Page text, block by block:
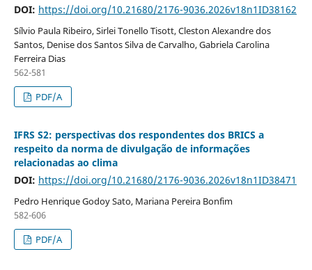
DOI: https://doi.org/10.21680/2176-9036.2026v18n1ID38162
Sílvio Paula Ribeiro, Sirlei Tonello Tisott, Cleston Alexandre dos
Santos, Denise dos Santos Silva de Carvalho, Gabriela Carolina
Ferreira Dias
562-581
PDF/A
IFRS S2: perspectivas dos respondentes dos BRICS a
respeito da norma de divulgação de informações
relacionadas ao clima
DOI: https://doi.org/10.21680/2176-9036.2026v18n1ID38471
Pedro Henrique Godoy Sato, Mariana Pereira Bonfim
582-606
PDF/A